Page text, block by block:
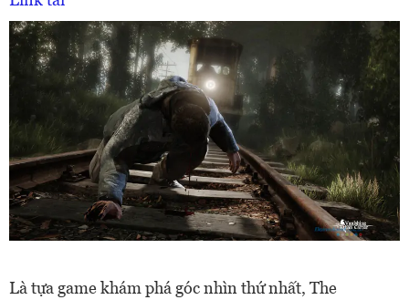
Là tựa game khám phá góc nhìn thứ nhất, The